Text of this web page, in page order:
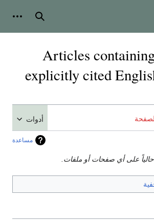
بحث
Articles
explicitly cited
أدوات
مساعدة
حالياً على أي صفحات أو ملفات.